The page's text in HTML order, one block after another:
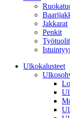
Jakkarat
Penkit
Työtuolit
Ulkokalusteet